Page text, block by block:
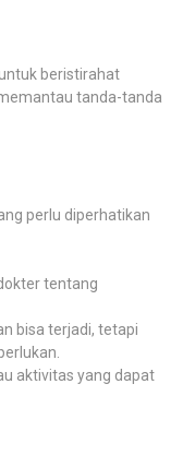
beristirahat
tanda-tanda
perlu diperhatikan
tentang
bisa terjadi, tetapi
aktivitas yang dapat